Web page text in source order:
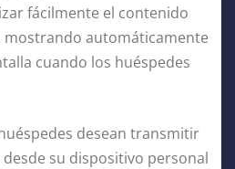
fácilmente el contenido
mostrando automáticamente
cuando los huéspedes
desean transmitir
su dispositivo personal